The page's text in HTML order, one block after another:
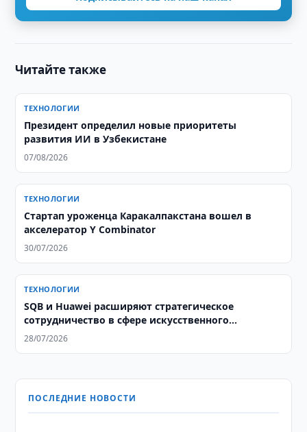
Читайте также
ТЕХНОЛОГИИ
Президент определил новые приоритеты
развития ИИ в Узбекистане
07/08/2026
ТЕХНОЛОГИИ
Стартап уроженца Каракалпакстана вошел в
акселератор Y Combinator
30/07/2026
ТЕХНОЛОГИИ
SQB и Huawei расширяют стратегическое
сотрудничество в сфере искусственного
интеллекта
28/07/2026
ПОСЛЕДНИЕ НОВОСТИ